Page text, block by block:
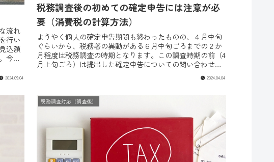
流れ
行い
込額
今回
2024.09.04
税務調査後の初めての確定申告には注意が必
要（消費税の計算方法）
ようやく個人の確定申告期間も終わったものの、４月中旬
ぐらいから、税務署の異動がある６月中旬ごろまでの２か
月程度は税務調査の時期となります。この調査時期の前（4
月上旬ごろ）は提出した確定申告についての問い合わせが
2024.04.04
税務調査対応（調査後）